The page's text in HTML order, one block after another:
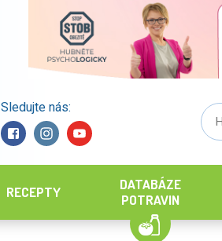
Sledujte nás:
RECEPTY
DATABÁZE
POTRAVIN